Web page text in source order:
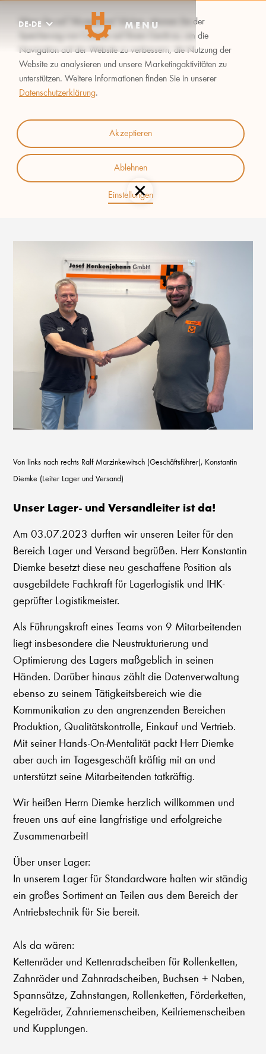
Wenn Sie auf "Akzeptieren" klicken, stimmen Sie der
Speicherung von Cookies auf Ihrem Gerät zu, um die
Navigation auf der Website zu verbessern, die Nutzung der
Website zu analysieren und unsere Marketingaktivitäten zu
unterstützen. Weitere Informationen finden Sie in unserer
Datenschutzerklärung.
Einstellungen
Ablehnen
Akzeptieren
MENU
DE-DE
NEUER MITARBEITER
HERR DIEMKE
Von links nach rechts Ralf Marzinkewitsch (Geschäftsführer), Konstantin
Diemke (Leiter Lager und Versand)
Unser Lager- und Versandleiter ist da!
Am 03.07.2023 durften wir unseren Leiter für den
Bereich Lager und Versand begrüßen. Herr Konstantin
Diemke besetzt diese neu geschaffene Position als
ausgebildete Fachkraft für Lagerlogistik und IHK-
geprüfter Logistikmeister.
Als Führungskraft eines Teams von 9 Mitarbeitenden
liegt insbesondere die Neustrukturierung und
Optimierung des Lagers maßgeblich in seinen
Händen. Darüber hinaus zählt die Datenverwaltung
ebenso zu seinem Tätigkeitsbereich wie die
Kommunikation zu den angrenzenden Bereichen
Produktion, Qualitätskontrolle, Einkauf und Vertrieb.
Mit seiner Hands-On-Mentalität packt Herr Diemke
aber auch im Tagesgeschäft kräftig mit an und
unterstützt seine Mitarbeitenden tatkräftig.
Wir heißen Herrn Diemke herzlich willkommen und
freuen uns auf eine langfristige und erfolgreiche
Zusammenarbeit!
Über unser Lager:
In unserem Lager für Standardware halten wir ständig
ein großes Sortiment an Teilen aus dem Bereich der
Antriebstechnik für Sie bereit.
Als da wären:
Kettenräder und Kettenradscheiben für Rollenketten,
Zahnräder und Zahnradscheiben, Buchsen + Naben,
Spannsätze, Zahnstangen, Rollenketten, Förderketten,
Kegelräder, Zahnriemenscheiben, Keilriemenscheiben
und Kupplungen.